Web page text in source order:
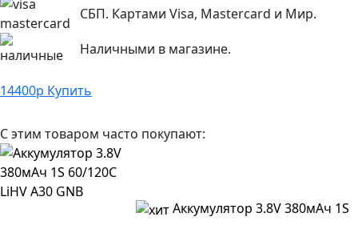
СБП. Картами Visa, Mastercard и Мир.
Наличными в магазине.
14400р Купить
С этим товаром часто покупают:
Аккумулятор 3.8V 380мАч 1S